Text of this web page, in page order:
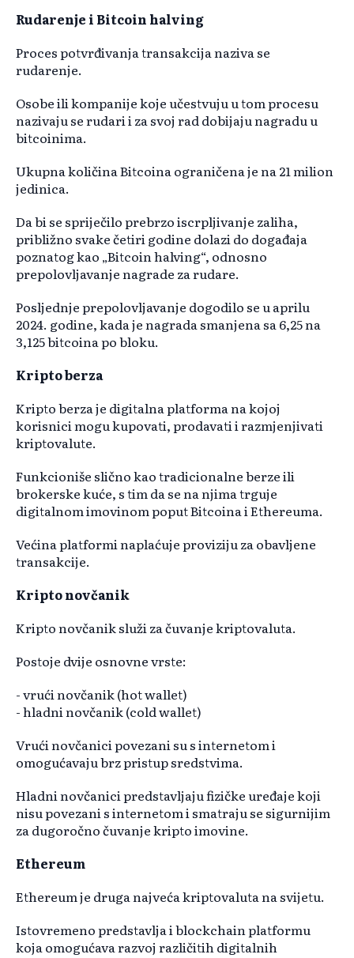
Rudarenje i Bitcoin halving
Proces potvrđivanja transakcija naziva se
rudarenje.
Osobe ili kompanije koje učestvuju u tom procesu
nazivaju se rudari i za svoj rad dobijaju nagradu u
bitcoinima.
Ukupna količina Bitcoina ograničena je na 21 milion
jedinica.
Da bi se spriječilo prebrzo iscrpljivanje zaliha,
približno svake četiri godine dolazi do događaja
poznatog kao „Bitcoin halving“, odnosno
prepolovljavanje nagrade za rudare.
Posljednje prepolovljavanje dogodilo se u aprilu
2024. godine, kada je nagrada smanjena sa 6,25 na
3,125 bitcoina po bloku.
Kripto berza
Kripto berza je digitalna platforma na kojoj
korisnici mogu kupovati, prodavati i razmjenjivati
kriptovalute.
Funkcioniše slično kao tradicionalne berze ili
brokerske kuće, s tim da se na njima trguje
digitalnom imovinom poput Bitcoina i Ethereuma.
Većina platformi naplaćuje proviziju za obavljene
transakcije.
Kripto novčanik
Kripto novčanik služi za čuvanje kriptovaluta.
Postoje dvije osnovne vrste:
- vrući novčanik (hot wallet)
- hladni novčanik (cold wallet)
Vrući novčanici povezani su s internetom i
omogućavaju brz pristup sredstvima.
Hladni novčanici predstavljaju fizičke uređaje koji
nisu povezani s internetom i smatraju se sigurnijim
za dugoročno čuvanje kripto imovine.
Ethereum
Ethereum je druga najveća kriptovaluta na svijetu.
Istovremeno predstavlja i blockchain platformu
koja omogućava razvoj različitih digitalnih